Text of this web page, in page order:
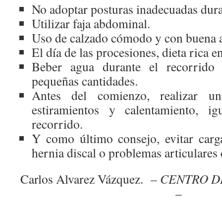
No adoptar posturas inadecuadas
Utilizar faja abdominal.
Uso de calzado cómodo y con
El día de las procesiones, dieta rica
Beber agua durante el
pequeñas cantidades.
Antes del comienzo, realizar
estiramientos y calentamiento,
recorrido.
Y como último consejo, evitar
hernia discal o problemas
Carlos Alvarez Vázquez. – CENTRO
–